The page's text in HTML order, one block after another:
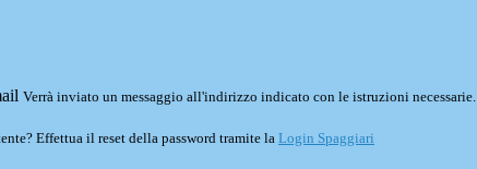
Verrà inviato un messaggio all'indirizzo indicato con le istruzioni necessarie.
Effettua il reset della password tramite la Login Spaggiari